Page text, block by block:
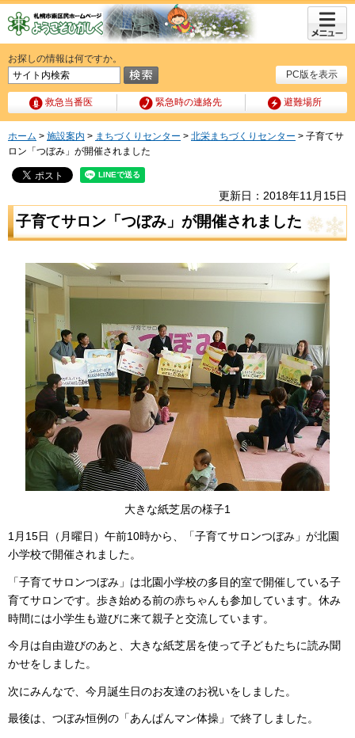
PC版を表示
お探しの情報は何ですか。
救急当番医 緊急時の連絡先 避難場所
メニュ
ー
ホーム > 施設案内 > まちづくりセンター > 北栄まちづくりセンター > 子育てサ
ロン「つぼみ」が開催されました
更新日：2018年11月15日
子育てサロン「つぼみ」が開催されました
大きな紙芝居の様子1
1月15日（月曜日）午前10時から、「子育てサロンつぼみ」が北園
小学校で開催されました。
「子育てサロンつぼみ」は北園小学校の多目的室で開催している子
育てサロンです。歩き始める前の赤ちゃんも参加しています。休み
時間には小学生も遊びに来て親子と交流しています。
今月は自由遊びのあと、大きな紙芝居を使って子どもたちに読み聞
かせをしました。
次にみんなで、今月誕生日のお友達のお祝いをしました。
最後は、つぼみ恒例の「あんぱんマン体操」で終了しました。